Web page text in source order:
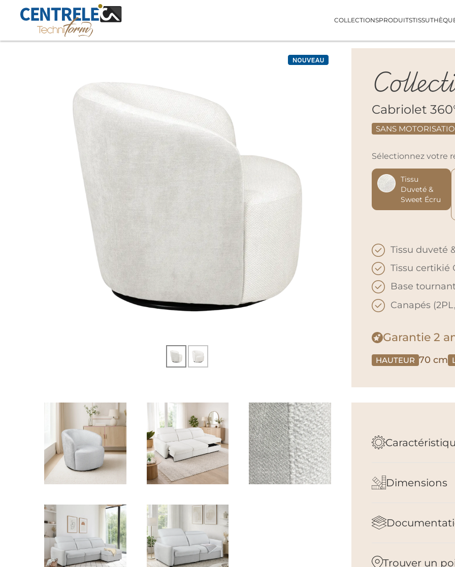
Accéder au contenu principal
COLLECTIONSPRODUITS
Cabriolet
SANS
Sélectionnez votre
Tissu
Duveté &
Sweet Écru
Tissu duveté
Tissu certikié
Base
Canapés
Garantie 2
HAUTEUR 70 cm
Dimensions
Trouver un